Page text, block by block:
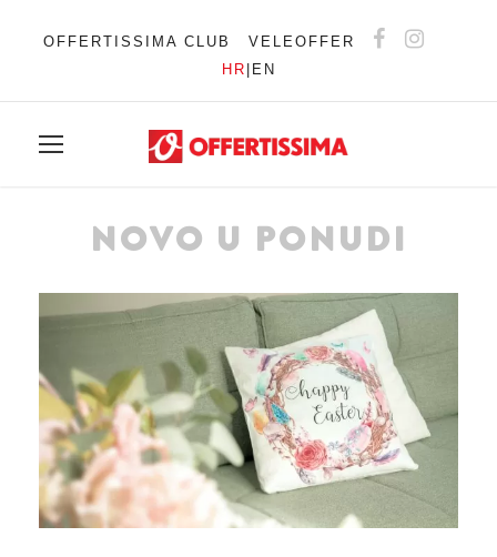
OFFERTISSIMA CLUB
VELEOFFER
HR EN
NOVO U PONUDI